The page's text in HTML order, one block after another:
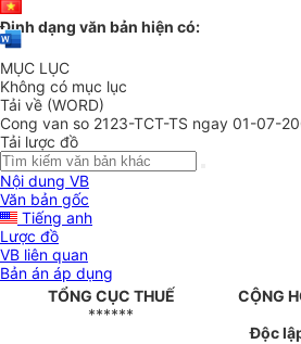
Định dạng văn bản hiện có:
MỤC LỤC
Không có mục lục
Tải về (WORD)
Cong van so 2123-TCT-TS ngay 01-07-
Tải lược đồ
Nội dung VB
Văn bản gốc
Tiếng anh
Lược đồ
VB liên quan
Bản án áp dụng
TỔNG CỤC THUẾ
******
CỘNG
Độc